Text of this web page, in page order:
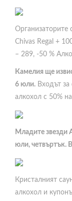
Chivas Regal +
– 289, -50 %
Камелия ще
6 юли. Входът за
алкохол с 50%
Младите звезди
юли, четвъртък.
Кристалният
алкохол и